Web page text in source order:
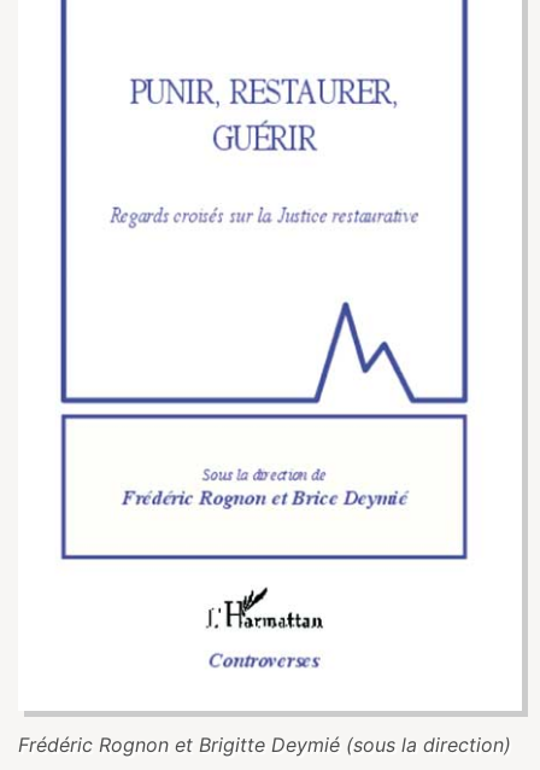
Frédéric Rognon et Brigitte Deymié (sous la direction)